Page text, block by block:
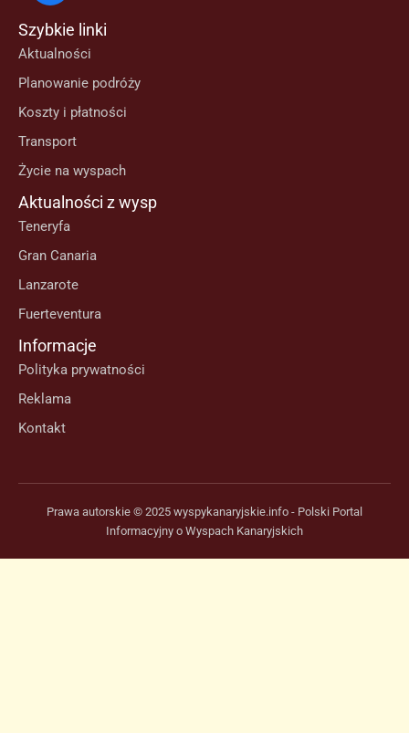
Szybkie linki
Aktualności
Planowanie podróży
Koszty i płatności
Transport
Życie na wyspach
Aktualności z wysp
Teneryfa
Gran Canaria
Lanzarote
Fuerteventura
Informacje
Polityka prywatności
Reklama
Kontakt
Prawa autorskie © 2025 wyspykanaryjskie.info - Polski Portal
Informacyjny o Wyspach Kanaryjskich